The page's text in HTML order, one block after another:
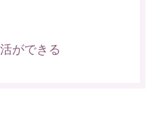
ができる